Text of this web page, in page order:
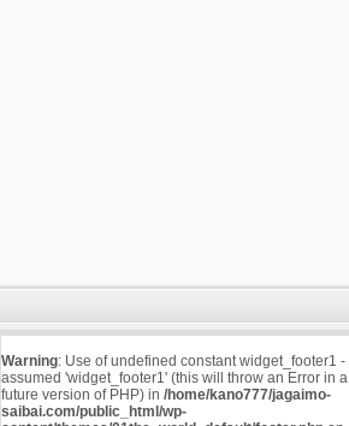
Warning: Use of undefined constant widget_footer1 -
assumed 'widget_footer1' (this will throw an Error in a
future version of PHP) in /home/kano777/jagaimo-
saibai.com/public_html/wp-